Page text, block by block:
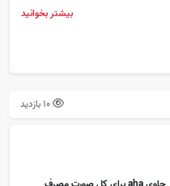
بیشتر بخوانید
10 بازدید